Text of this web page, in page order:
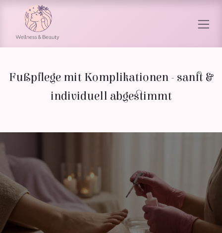
Перейти к содержимому
Fußpflege mit Komplikationen - sanft &
individuell abgestimmt